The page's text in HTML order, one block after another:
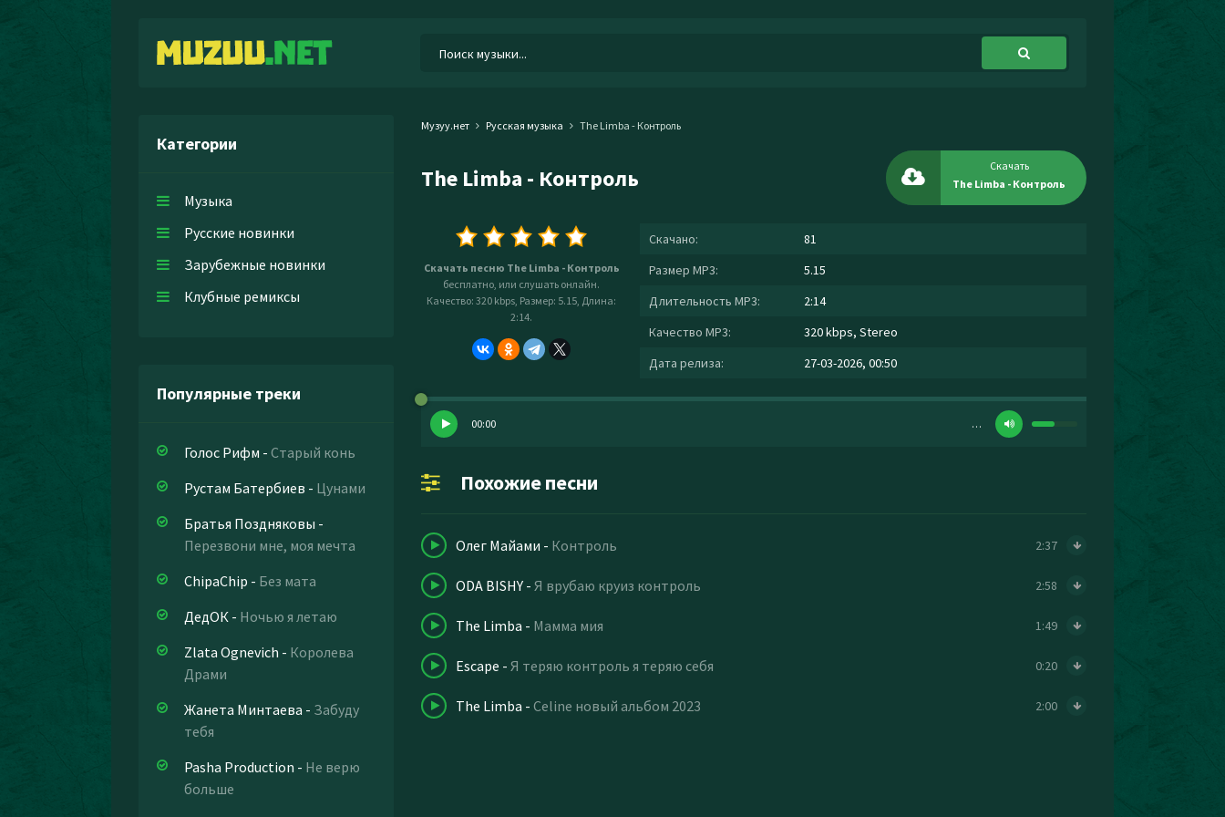
Категории
Музыка
Русские новинки
Зарубежные новинки
Клубные ремиксы
Популярные треки
Голос Рифм - Старый конь
Рустам Батербиев - Цунами
Братья Поздняковы -
Перезвони мне, моя мечта
ChipaChip - Без мата
ДедОК - Ночью я летаю
Zlata Ognevich - Королева
Драми
Жанета Минтаева - Забуду
тебя
Pasha Production - Не верю
больше
Музуу.нет Русская музыка The Limba - Контроль
The Limba - Контроль
Скачать
The Limba - Контроль
Скачать песню The Limba - Контроль
бесплатно, или слушать онлайн.
Качество: 320 kbps, Размер: 5.15, Длина:
2:14.
Скачано:
81
Размер MP3:
5.15
Длительность MP3:
2:14
Качество MP3:
320 kbps, Stereo
Дата релиза:
27-03-2026, 00:50
00:00 …
Похожие песни
Олег Майами - Контроль 2:37
ODA BISHY - Я врубаю круиз контроль 2:58
The Limba - Мамма мия 1:49
Escape - Я теряю контроль я теряю себя 0:20
The Limba - Celine новый альбом 2023 2:00